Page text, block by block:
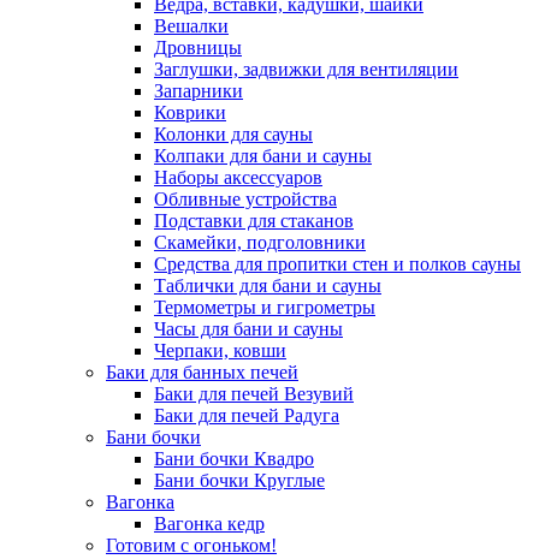
Ведра, вставки, кадушки, шайки
Вешалки
Дровницы
Заглушки, задвижки для вентиляции
Запарники
Коврики
Колонки для сауны
Колпаки для бани и сауны
Наборы аксессуаров
Обливные устройства
Подставки для стаканов
Скамейки, подголовники
Средства для пропитки стен и полков сауны
Таблички для бани и сауны
Термометры и гигрометры
Часы для бани и сауны
Черпаки, ковши
Баки для банных печей
Баки для печей Везувий
Баки для печей Радуга
Бани бочки
Бани бочки Квадро
Бани бочки Круглые
Вагонка
Вагонка кедр
Готовим с огоньком!